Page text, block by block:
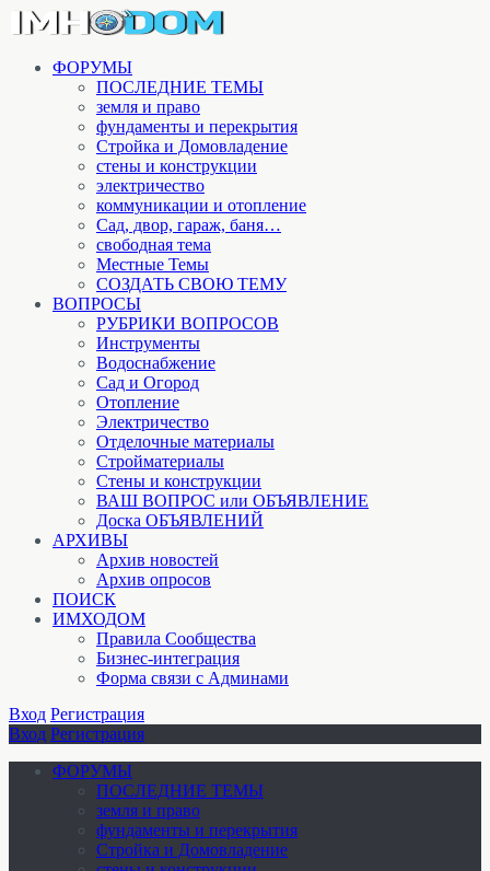
ФОРУМЫ
ПОСЛЕДНИЕ ТЕМЫ
земля и право
фундаменты и перекрытия
Стройка и Домовладение
стены и конструкции
электричество
коммуникации и отопление
Cад, двор, гараж, баня…
свободная тема
Местные Темы
СОЗДАТЬ СВОЮ ТЕМУ
ВОПРОСЫ
РУБРИКИ ВОПРОСОВ
Инструменты
Водоснабжение
Сад и Огород
Отопление
Электричество
Отделочные материалы
Стройматериалы
Стены и конструкции
ВАШ ВОПРОС или ОБЪЯВЛЕНИЕ
Доска ОБЪЯВЛЕНИЙ
АРХИВЫ
Архив новостей
Архив опросов
ПОИСК
ИМХОДОМ
Правила Сообщества
Бизнес-интеграция
Форма связи с Админами
Вход Регистрация
Вход Регистрация
ФОРУМЫ
ПОСЛЕДНИЕ ТЕМЫ
земля и право
фундаменты и перекрытия
Стройка и Домовладение